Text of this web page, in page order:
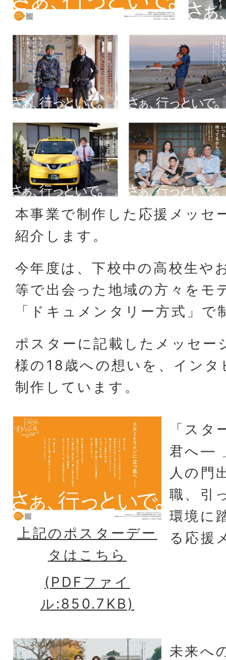
本事業で制作した応援メッセ
紹介します。
今年度は、下校中の高校生や
等で出会った地域の方々をモ
「ドキュメンタリー方式」で
ポスターに記載したメッセー
様の18歳への想いを、イン
制作しています。
上記のポスターデー
タはこちら
(PDFファイ
ル:850.7KB)
「ス
君へ―
人の門
職、引
環境に
る応援
未来へ